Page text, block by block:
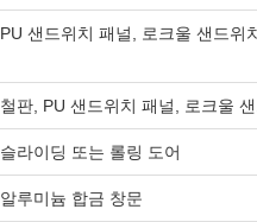
PU 샌드위치 패널, 로크울 샌드위
철판, PU 샌드위치 패널, 로크울
슬라이딩 또는 롤링 도어
알루미늄 합금 창문